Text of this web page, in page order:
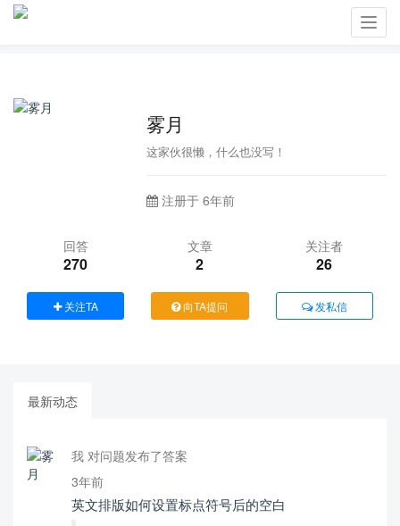
雾月
这家伙很懒，什么也没写！
注册于 6年前
回答
270
文章
2
关注者
26
关注TA 向TA提问 发私信
最新动态
我 对问题发布了答案
3年前
英文排版如何设置标点符号后的空白